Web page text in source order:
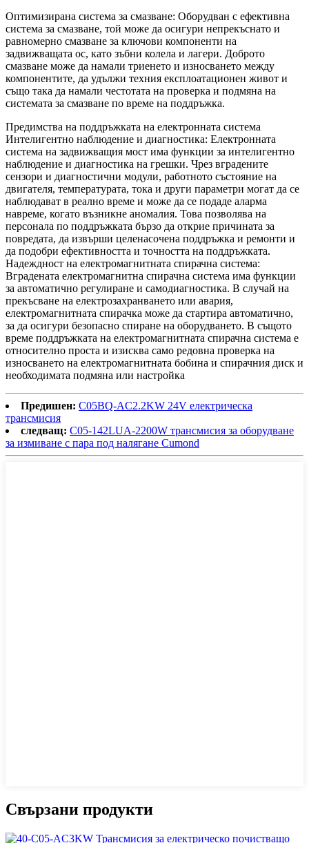
Оптимизирана система за смазване: Оборудван с ефективна
система за смазване, той може да осигури непрекъснато и
равномерно смазване за ключови компоненти на
задвижващата ос, като зъбни колела и лагери. Доброто
смазване може да намали триенето и износването между
компонентите, да удължи техния експлоатационен живот и
също така да намали честотата на проверка и подмяна на
системата за смазване по време на поддръжка.
Предимства на поддръжката на електронната система
Интелигентно наблюдение и диагностика: Електронната
система на задвижващия мост има функции за интелигентно
наблюдение и диагностика на грешки. Чрез вградените
сензори и диагностични модули, работното състояние на
двигателя, температурата, тока и други параметри могат да се
наблюдават в реално време и може да се подаде аларма
навреме, когато възникне аномалия. Това позволява на
персонала по поддръжката бързо да открие причината за
повредата, да извърши целенасочена поддръжка и ремонти и
да подобри ефективността и точността на поддръжката.
Надеждност на електромагнитната спирачна система:
Вградената електромагнитна спирачна система има функции
за автоматично регулиране и самодиагностика. В случай на
прекъсване на електрозахранването или авария,
електромагнитната спирачка може да стартира автоматично,
за да осигури безопасно спиране на оборудването. В същото
време поддръжката на електромагнитната спирачна система е
относително проста и изисква само редовна проверка на
износването на електромагнитната бобина и спирачния диск и
необходимата подмяна или настройка
Предишен: C05BQ-AC2.2KW 24V електрическа
трансмисия
следващ: C05-142LUA-2200W трансмисия за оборудване
за измиване с пара под налягане Cumond
Свързани продукти